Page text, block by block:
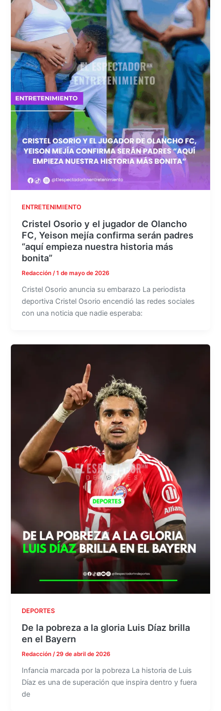
ENTRETENIMIENTO
Cristel Osorio y el jugador de Olancho
FC, Yeison mejía confirma serán padres
“aquí empieza nuestra historia más
bonita”
Redacción/1 de mayo de 2026
Cristel Osorio anuncia su embarazo La periodista
deportiva Cristel Osorio encendió las redes sociales
con una noticia que nadie esperaba:
DEPORTES
De la pobreza a la gloria Luis Díaz brilla
en el Bayern
Redacción/29 de abril de 2026
Infancia marcada por la pobreza La historia de Luis
Díaz es una de superación que inspira dentro y fuera
de